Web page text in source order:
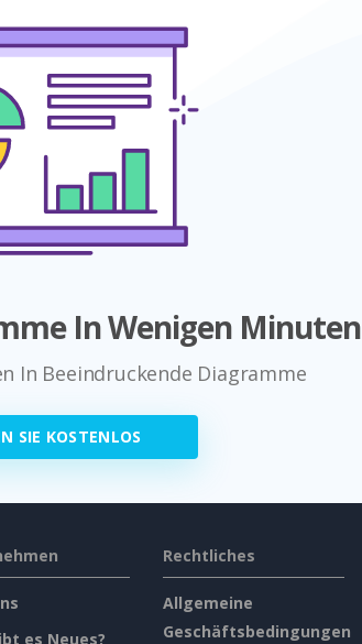
In Wenigen Minuten
In Beeindruckende Diagramme
SIE KOSTENLOS
es Neues?
Rechtliches
Allgemeine
Geschäftsbedingungen